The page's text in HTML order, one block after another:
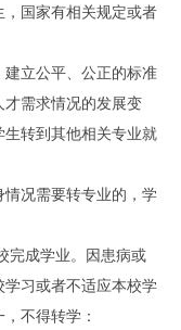
国家有相关规定或者
立公平、公正的标准
需求情况的发展变
转到其他相关专业就
况需要转专业的，学
成学业。因患病或
习或者不适应本校学
不得转学：